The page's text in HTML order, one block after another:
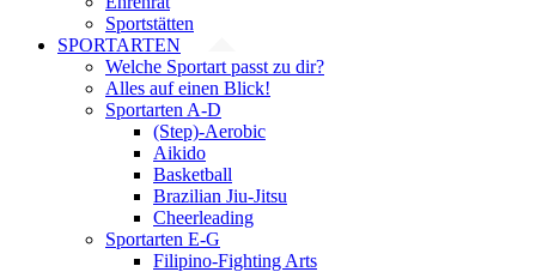
Sportstätten
SPORTARTEN
Welche Sportart passt zu dir?
Alles auf einen Blick!
Sportarten A-D
(Step)-Aerobic
Aikido
Basketball
Brazilian Jiu-Jitsu
Cheerleading
Sportarten E-G
Filipino-Fighting Arts